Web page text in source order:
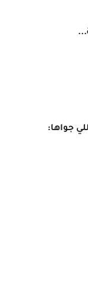
جواها: